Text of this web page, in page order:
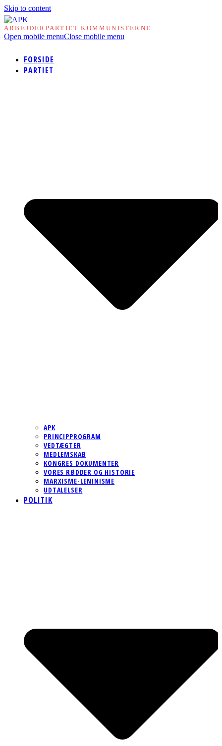
Skip to content
ARBEJDERPARTIET KOMMUNISTERNE
Open mobile menuClose mobile menu
FORSIDE
PARTIET
APK
PRINCIPPROGRAM
VEDTÆGTER
MEDLEMSKAB
KONGRES DOKUMENTER
VORES RØDDER OG HISTORIE
MARXISME-LENINISME
UDTALELSER
POLITIK